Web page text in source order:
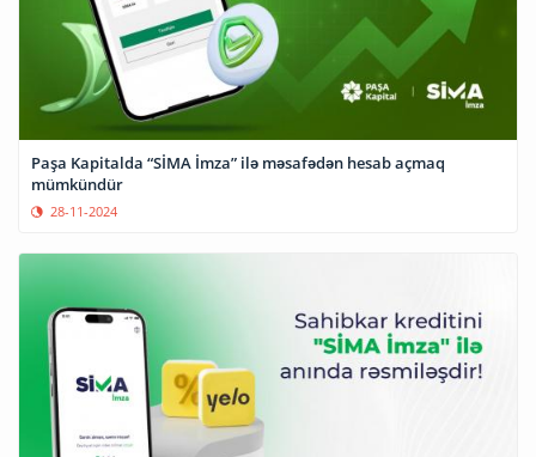
Paşa Kapitalda “SİMA İmza” ilə məsafədən hesab açmaq
mümkündür
28-11-2024